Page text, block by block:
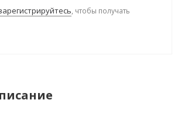
, чтобы получать